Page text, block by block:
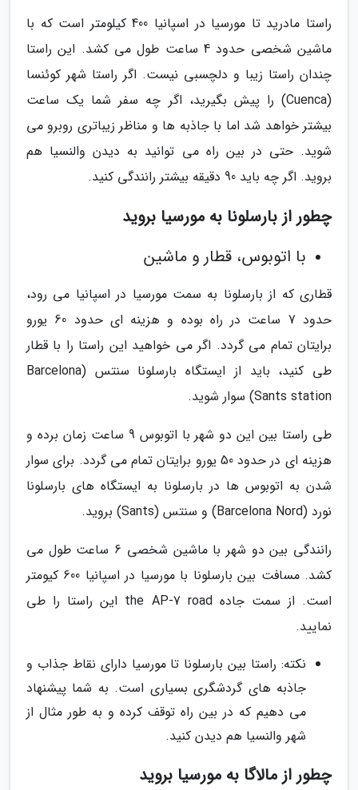
راستا مادرید تا مورسیا در اسپانیا 400 کیلومتر است که با
ماشین شخصی حدود 4 ساعت طول می کشد. این راستا
چندان راستا زیبا و دلچسبی نیست. اگر راستا شهر کوئنسا
(Cuenca) را پیش بگیرید، اگر چه سفر شما یک ساعت
بیشتر خواهد شد اما با جاذبه ها و مناظر زیباتری روبرو می
شوید. حتی در بین راه می توانید به دیدن والنسیا هم
بروید. اگر چه باید 90 دقیقه بیشتر رانندگی کنید.
چطور از بارسلونا به مورسیا بروید
با اتوبوس، قطار و ماشین
قطاری که از بارسلونا به سمت مورسیا در اسپانیا می رود،
حدود 7 ساعت در راه بوده و هزینه ای حدود 60 یورو
برایتان تمام می گردد. اگر می خواهید این راستا را با قطار
طی کنید، باید از ایستگاه بارسلونا سنتس (Barcelona
Sants station) سوار شوید.
طی راستا بین این دو شهر با اتوبوس 9 ساعت زمان برده و
هزینه ای در حدود 50 یورو برایتان تمام می گردد. برای سوار
شدن به اتوبوس ها در بارسلونا به ایستگاه های بارسلونا
نورد (Barcelona Nord) و سنتس (Sants) بروید.
رانندگی بین دو شهر با ماشین شخصی 6 ساعت طول می
کشد. مسافت بین بارسلونا با مورسیا در اسپانیا 600 کیومتر
است. از سمت جاده the AP-7 road این راستا را طی
نمایید.
نکته: راستا بین بارسلونا تا مورسیا دارای نقاط جذاب و
جاذبه های گردشگری بسیاری است. به شما پیشنهاد
می دهیم که در بین راه توقف کرده و به طور مثال از
شهر والنسیا هم دیدن کنید.
چطور از مالاگا به مورسیا بروید